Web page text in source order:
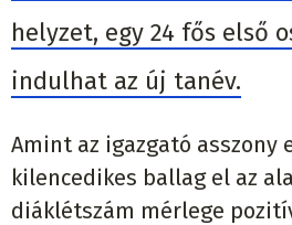
helyzet, egy 24 fős első
indulhat az új tanév.
Amint az igazgató asszony
kilencedikes ballag el az
diáklétszám mérlege